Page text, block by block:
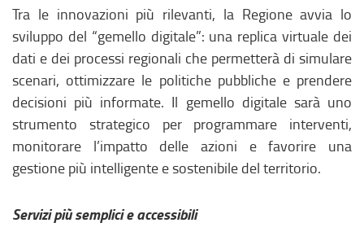
Tra le innovazioni più rilevanti, la Regione avvia lo
sviluppo del “gemello digitale”: una replica virtuale dei
dati e dei processi regionali che permetterà di simulare
scenari, ottimizzare le politiche pubbliche e prendere
decisioni più informate. Il gemello digitale sarà uno
strumento strategico per programmare interventi,
monitorare l’impatto delle azioni e favorire una
gestione più intelligente e sostenibile del territorio.
Servizi più semplici e accessibili